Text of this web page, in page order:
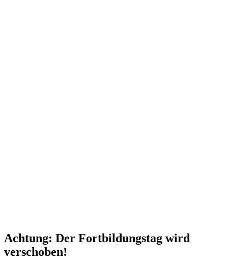
Achtung: Der Fortbildungstag wird
verschoben!